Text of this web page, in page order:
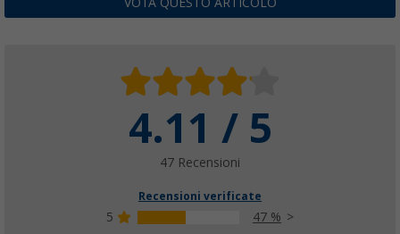
4.11 / 5
47 Recensioni
Recensioni verificate
5
47 %